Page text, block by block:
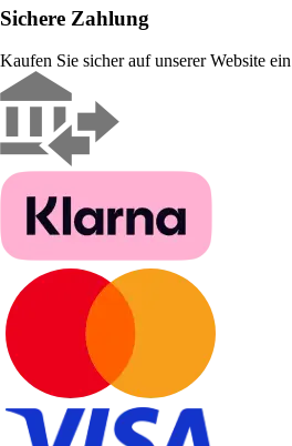
Sichere Zahlung
Kaufen Sie sicher auf unserer Website ein